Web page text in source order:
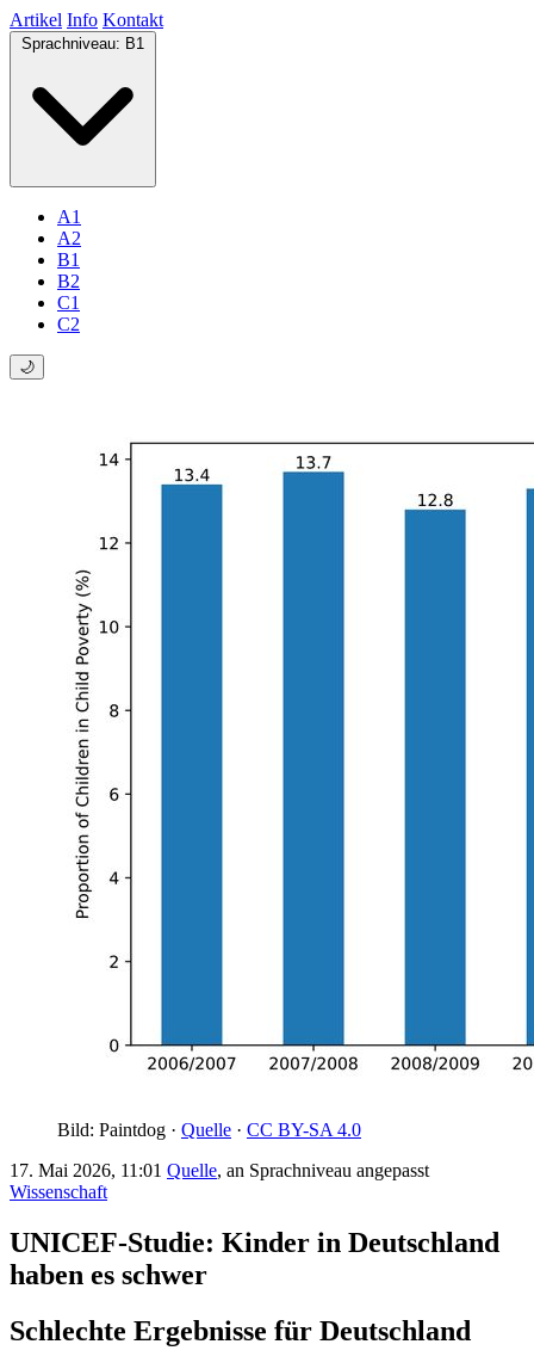
Artikel Info Kontakt
Sprachniveau: B1
A1
A2
B1
B2
C1
C2
🌙
Bild: Paintdog · Quelle · CC BY-SA 4.0
17. Mai 2026, 11:01 Quelle, an Sprachniveau angepasst
Wissenschaft
UNICEF-Studie: Kinder in Deutschland
haben es schwer
Schlechte Ergebnisse für Deutschland